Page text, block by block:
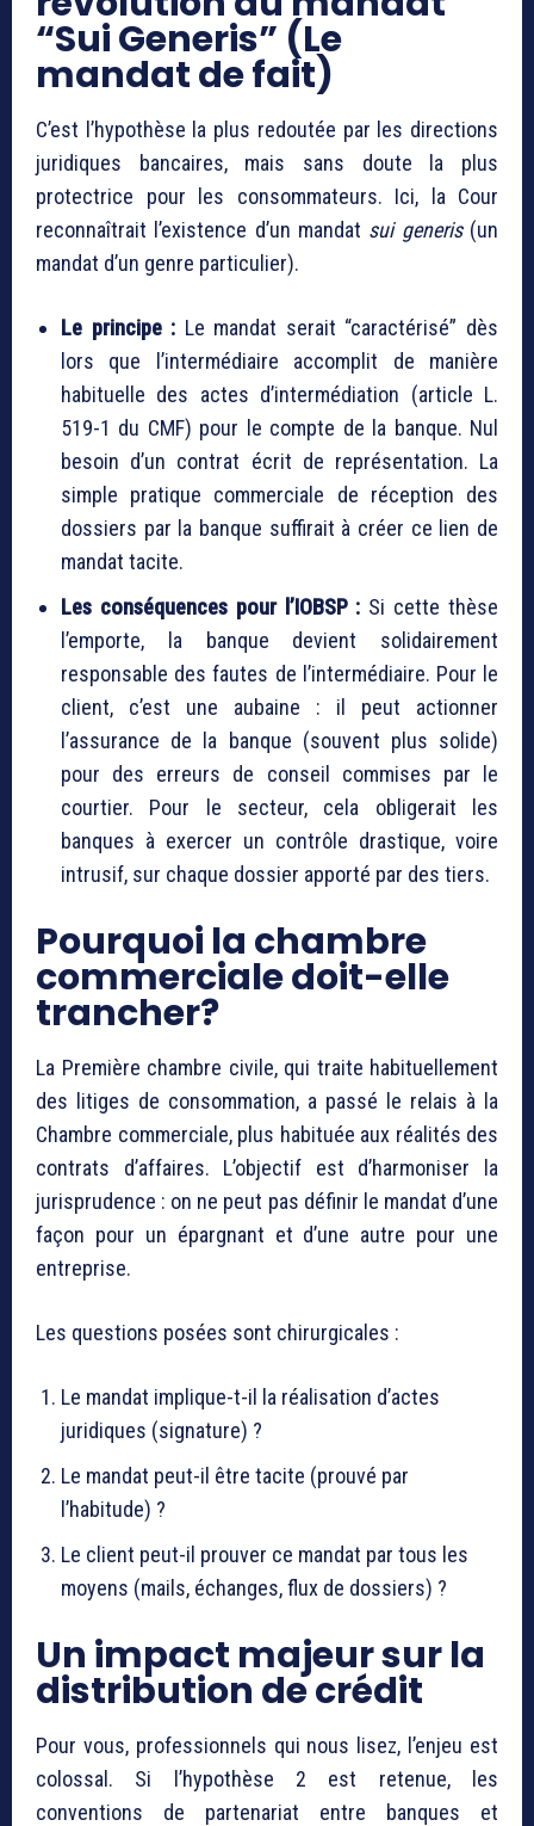
“Sui Generis” (Le
mandat de fait)
C’est l’hypothèse la plus redoutée par les directions
juridiques bancaires, mais sans doute la plus
protectrice pour les consommateurs. Ici, la Cour
reconnaîtrait l’existence d’un mandat sui generis(un
mandat d’un genre particulier).
Le principe : Le mandat serait “caractérisé” dès
lors que l’intermédiaire accomplit de manière
habituelle des actes d’intermédiation (article L.
519-1 du CMF) pour le compte de la banque. Nul
besoin d’un contrat écrit de représentation. La
simple pratique commerciale de réception des
dossiers par la banque suffirait à créer ce lien de
mandat tacite.
Les conséquences pour l’IOBSP : Si cette thèse
l’emporte, la banque devient solidairement
responsable des fautes de l’intermédiaire. Pour le
client, c’est une aubaine : il peut actionner
l’assurance de la banque (souvent plus solide)
pour des erreurs de conseil commises par le
courtier. Pour le secteur, cela obligerait les
banques à exercer un contrôle drastique, voire
intrusif, sur chaque dossier apporté par des tiers.
Pourquoi la chambre
commerciale doit-elle
trancher?
La Première chambre civile, qui traite habituellement
des litiges de consommation, a passé le relais à la
Chambre commerciale, plus habituée aux réalités des
contrats d’affaires. L’objectif est d’harmoniser la
jurisprudence : on ne peut pas définir le mandat d’une
façon pour un épargnant et d’une autre pour une
entreprise.
Les questions posées sont chirurgicales :
Le mandat implique-t-il la réalisation d’actes
juridiques (signature) ?
Le mandat peut-il être tacite (prouvé par
l’habitude) ?
Le client peut-il prouver ce mandat par tous les
moyens (mails, échanges, flux de dossiers) ?
Un impact majeur sur la
distribution de crédit
Pour vous, professionnels qui nous lisez, l’enjeu est
colossal. Si l’hypothèse 2 est retenue, les
conventions de partenariat entre banques et